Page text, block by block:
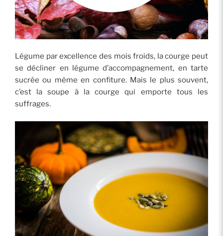
Légume par excellence des mois froids, la courge peut
se décliner en légume d’accompagnement, en tarte
sucrée ou même en confiture. Mais le plus souvent,
c’est la soupe à la courge qui emporte tous les
suffrages.